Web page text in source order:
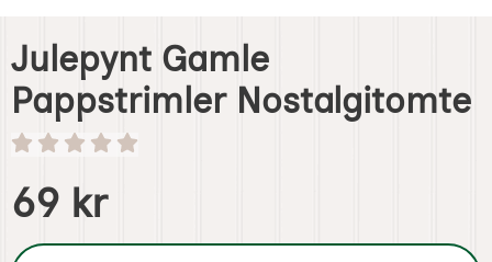
Julepynt Gamle
Pappstrimler Nostalgitomte
Handle dette produktet, Julepynt Gamle Pappstrimler
pris
69 kr